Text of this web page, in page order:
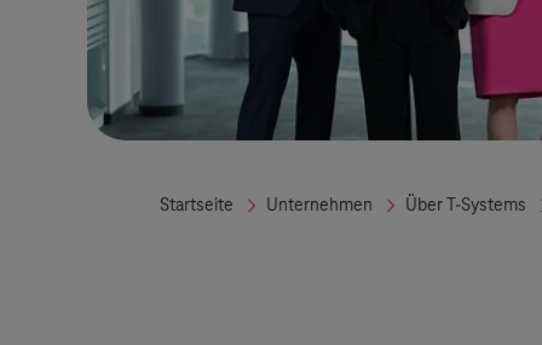
Startseite Unternehmen Über T-Systems